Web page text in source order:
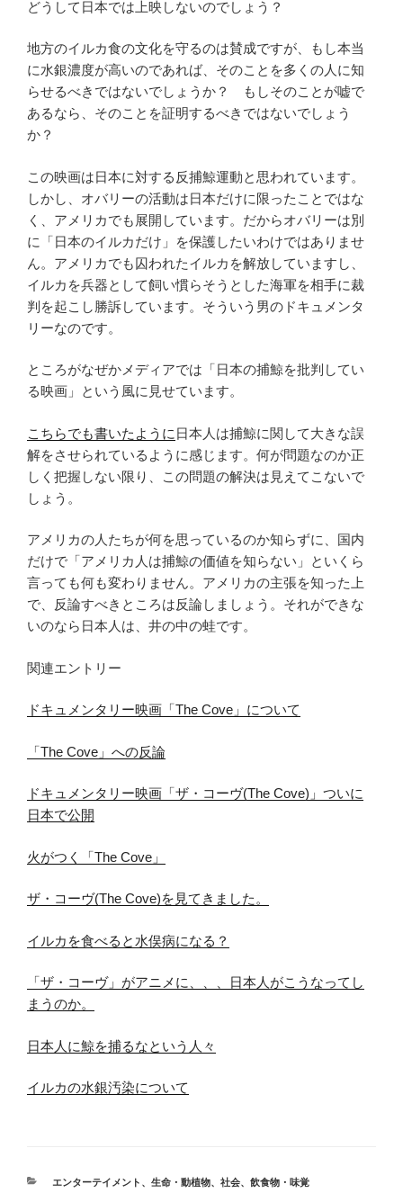
どうして日本では上映しないのでしょう？
地方のイルカ食の文化を守るのは賛成ですが、もし本当
に水銀濃度が高いのであれば、そのことを多くの人に知
らせるべきではないでしょうか？ もしそのことが嘘で
あるなら、そのことを証明するべきではないでしょう
か？
この映画は日本に対する反捕鯨運動と思われています。
しかし、オバリーの活動は日本だけに限ったことではな
く、アメリカでも展開しています。だからオバリーは別
に「日本のイルカだけ」を保護したいわけではありませ
ん。アメリカでも囚われたイルカを解放していますし、
イルカを兵器として飼い慣らそうとした海軍を相手に裁
判を起こし勝訴しています。そういう男のドキュメンタ
リーなのです。
ところがなぜかメディアでは「日本の捕鯨を批判してい
る映画」という風に見せています。
こちらでも書いたように 日本人は捕鯨に関して大きな誤
解をさせられているように感じます。何が問題なのか正
しく把握しない限り、この問題の解決は見えてこないで
しょう。
アメリカの人たちが何を思っているのか知らずに、国内
だけで「アメリカ人は捕鯨の価値を知らない」といくら
言っても何も変わりません。アメリカの主張を知った上
で、反論すべきところは反論しましょう。それができな
いのなら日本人は、井の中の蛙です。
関連エントリー
ドキュメンタリー映画「The Cove」について
「The Cove」への反論
ドキュメンタリー映画「ザ・コーヴ(The Cove)」ついに
日本で公開
火がつく「The Cove」
ザ・コーヴ(The Cove)を見てきました。
イルカを食べると水俣病になる？
「ザ・コーヴ」がアニメに、、、日本人がこうなってし
まうのか。
日本人に鯨を捕るなという人々
イルカの水銀汚染について
カ
エンターテイメント 、 生命・動植物、 社会、 飲食物・味覚